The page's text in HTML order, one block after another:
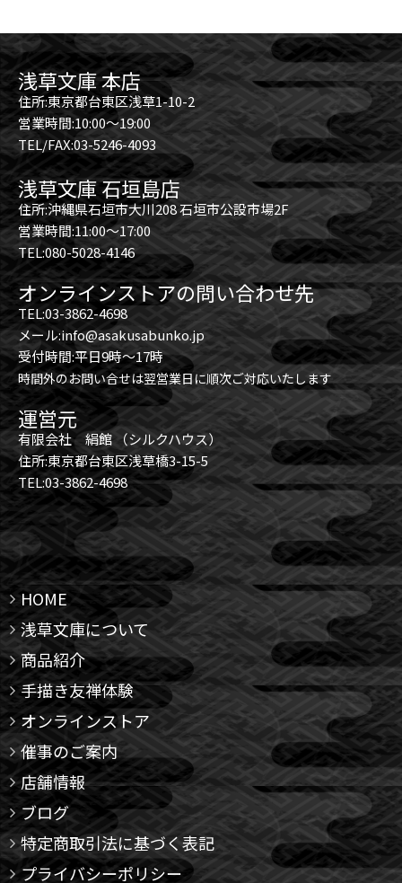
浅草文庫 本店
住所:東京都台東区浅草1-10-2
営業時間:10:00～19:00
TEL/FAX:03-5246-4093
浅草文庫 石垣島店
住所:沖縄県石垣市大川208 石垣市公設市場2F
営業時間:11:00～17:00
TEL:080-5028-4146
オンラインストアの問い合わせ先
TEL:03-3862-4698
メール:info@asakusabunko.jp
受付時間:平日9時～17時
時間外のお問い合せは翌営業日に順次ご対応いたします
運営元
有限会社 絹館 （シルクハウス）
住所:東京都台東区浅草橋3-15-5
TEL:03-3862-4698
HOME
浅草文庫について
商品紹介
手描き友禅体験
オンラインストア
催事のご案内
店舗情報
ブログ
特定商取引法に基づく表記
プライバシーポリシー